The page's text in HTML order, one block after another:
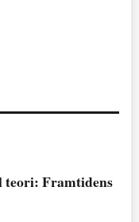
teori: Framtidens